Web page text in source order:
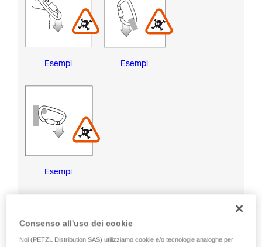
Esempi Esempi
Esempi
Consenso all'uso dei cookie
Noi (PETZL Distribution SAS) utilizziamo cookie e/o tecnologie analoghe per